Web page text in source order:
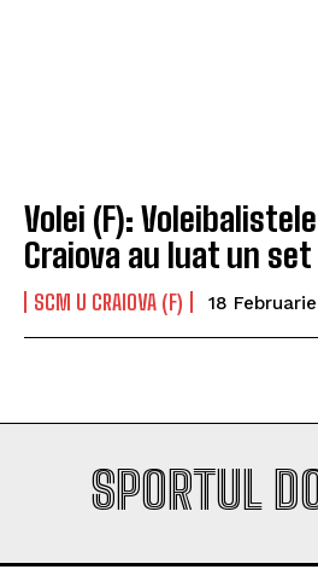
Volei (F):
Craiova au luat un set
SCM U CRAIOVA (F) 18
SPORTUL